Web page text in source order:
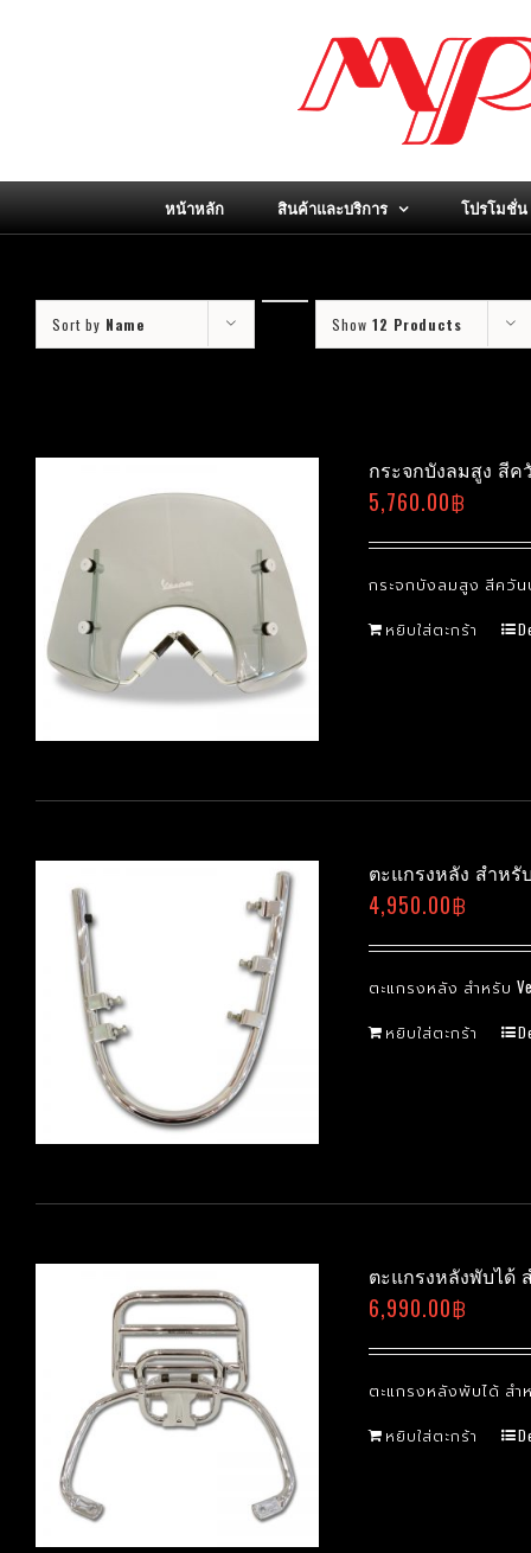
หน้าหลัก สินค้าและบริการ โปรโมชั่น
Sort by Name Show 12 Products
กระจกบังลมสูง สีค
5,760.00฿
กระจกบังลมสูง สีควัน
หยิบใส่ตะกร้า
ตะแกรงหลัง สำหรับ
4,950.00฿
ตะแกรงหลัง สำหรับ
หยิบใส่ตะกร้า
ตะแกรงหลังพับได้
6,990.00฿
ตะแกรงหลังพับได้ สำห
หยิบใส่ตะกร้า